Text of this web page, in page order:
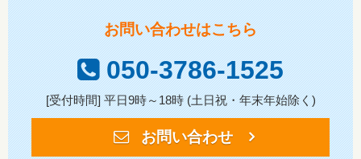
お問い合わせはこちら
050-3786-1525
[受付時間] 平日9時～18時 (土日祝・年末年始除く)
お問い合わせ